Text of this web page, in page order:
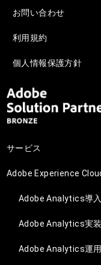
お問い合わせ
利用規約
個人情報保護方針
サービス
Adobe Experience
Adobe Analytics導
Adobe Analytics実
Adobe Analytics運